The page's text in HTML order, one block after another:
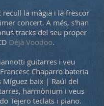
recull la màgia i la frescor
concert. A més, s'han
tracks del seu proper
Déjà Voodoo.
guitarres i veu
Chaparro bateria
Míguez baix | Raúl del
harmònium i veus
Tejero teclats i piano.